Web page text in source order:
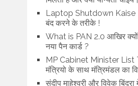
Laptop Shutdown Kaise
बंद करने के तरीके !
What is PAN 2.0 आखिर
नया पैन कार्ड ?
MP Cabinet Minister List
मंत्रियो के साथ मंत्रिमंडल का
संदीप माहेश्वरी और विवेक बिंद्रा